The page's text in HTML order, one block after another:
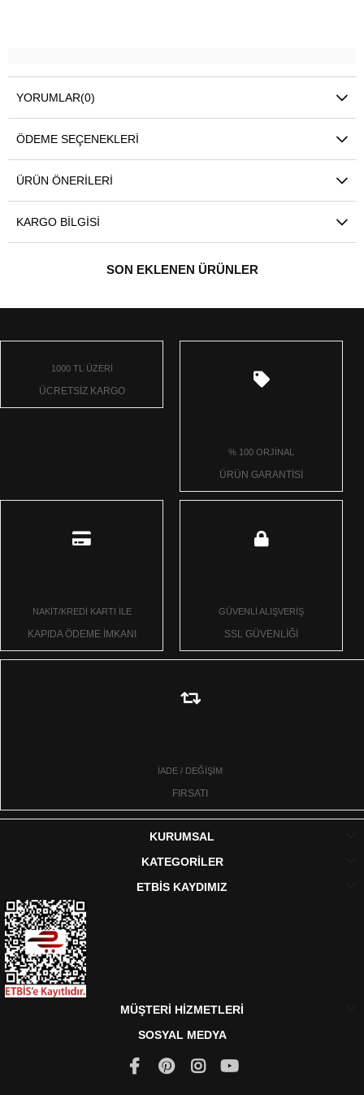
YORUMLAR(0)
ÖDEME SEÇENEKLERI
ÜRÜN ÖNERILERI
KARGO BILGISI
SON EKLENEN ÜRÜNLER
1000 TL ÜZERİ
ÜCRETSİZ KARGO
% 100 ORJİNAL
ÜRÜN GARANTİSİ
NAKİT/KREDİ KARTI İLE
KAPIDA ÖDEME İMKANI
GÜVENLİ ALIŞVERİŞ
SSL GÜVENLİĞİ
İADE / DEĞİŞİM
FIRSATI
KURUMSAL
KATEGORİLER
ETBİS KAYDIMIZ
MÜŞTERİ HİZMETLERİ
SOSYAL MEDYA